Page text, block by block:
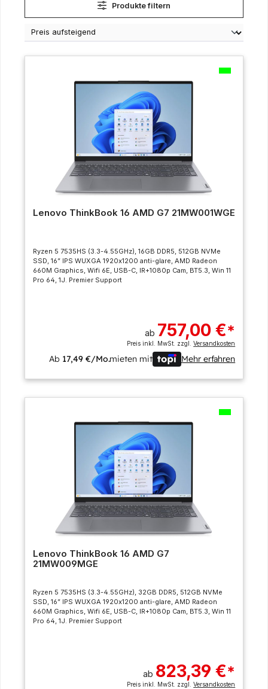
Produkte filtern
Lenovo ThinkBook 16 AMD G7 21MW001WGE
Ryzen 5 7535HS (3.3-4.55GHz), 16GB DDR5, 512GB NVMe
SSD, 16” IPS WUXGA 1920x1200 anti-glare, AMD Radeon
660M Graphics, Wifi 6E, USB-C, IR+1080p Cam, BT5.3, Win 11
Pro 64, 1J. Premier Support
ab 757,00 €*
Preis inkl. MwSt. zzgl.Versandkosten
Ab 17,49 €/Mo.mieten mit Mehr erfahren
Lenovo ThinkBook 16 AMD G7
21MW009MGE
Ryzen 5 7535HS (3.3-4.55GHz), 32GB DDR5, 512GB NVMe
SSD, 16” IPS WUXGA 1920x1200 anti-glare, AMD Radeon
660M Graphics, Wifi 6E, USB-C, IR+1080p Cam, BT5.3, Win 11
Pro 64, 1J. Premier Support
ab 823,39 €*
Preis inkl. MwSt. zzgl.Versandkosten